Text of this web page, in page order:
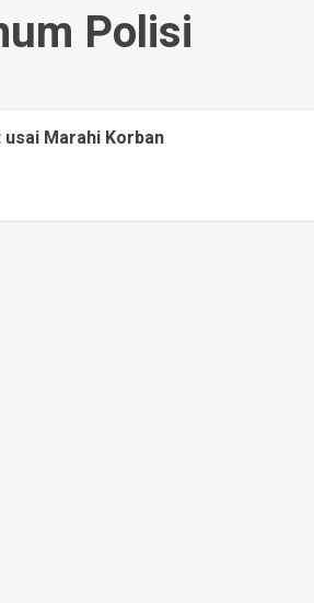
Polisi
Marahi Korban